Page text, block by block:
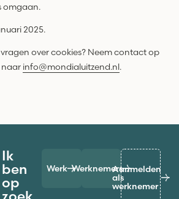
omgaan.
2025.
over cookies? Neem contact op
naar info@mondialuitzend.nl.
Ik
ben
op
Werk WerknemersAanmelden
als
werknemer